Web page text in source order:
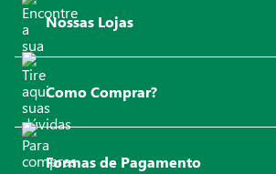
Nossas Lojas
Como Comprar?
Formas de Pagamento